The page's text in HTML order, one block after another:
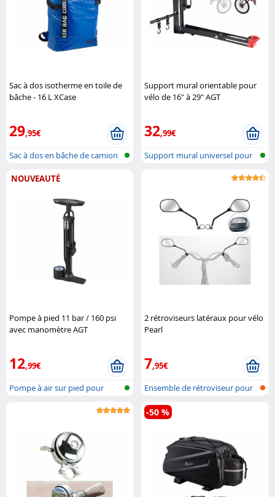
Sac à dos isotherme en toile de
bâche - 16 L XCase
29,95€
Sac à dos en bâche de camion
Support mural orientable pour
vélo de 16" à 29" AGT
32,99€
Support mural universel pour
NOUVEAUTÉ
Pompe à pied 11 bar / 160 psi
avec manomètre AGT
12,99€
Pompe à air sur pied pour
2 rétroviseurs latéraux pour vélo
Pearl
7,95€
Ensemble de rétroviseur pour
vélo
-50 %